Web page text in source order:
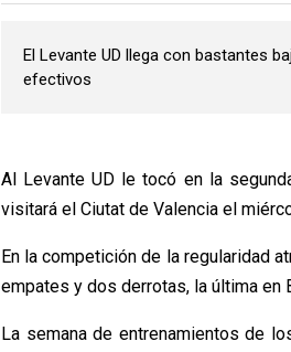
El Levante UD llega con bastantes
efectivos
Al Levante UD le tocó en la
visitará el Ciutat de Valencia el
En la competición de la regularidad
empates y dos derrotas, la última en
La semana de entrenamientos de